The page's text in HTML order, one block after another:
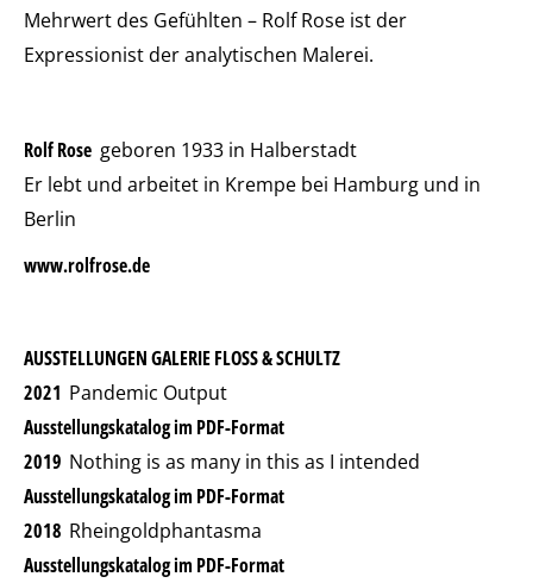
Mehrwert des Gefühlten – Rolf Rose ist der
Expressionist der analytischen Malerei.
Rolf Rose geboren 1933 in Halberstadt
Er lebt und arbeitet in Krempe bei Hamburg und in
Berlin
www.rolfrose.de
AUSSTELLUNGEN GALERIE FLOSS & SCHULTZ
2021 Pandemic Output
Ausstellungskatalog im PDF-Format
2019 Nothing is as many in this as I intended
Ausstellungskatalog im PDF-Format
2018 Rheingoldphantasma
Ausstellungskatalog im PDF-Format